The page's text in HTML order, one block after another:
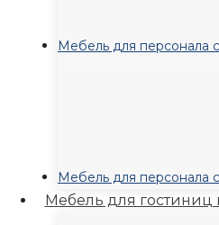
Мебель для
Мебель для персонала
Мебель для гостиниц